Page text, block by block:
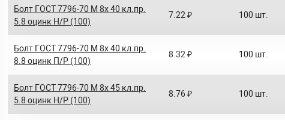
Болт ГОСТ 7796-70 M 8x 40 кл.пр.
5.8 оцинк Н/Р (100)
7.22 ₽ 100 шт.
Болт ГОСТ 7796-70 M 8x 40 кл.пр.
8.8 оцинк П/Р (100)
8.32 ₽ 100 шт.
Болт ГОСТ 7796-70 M 8x 45 кл.пр.
5.8 оцинк Н/Р (100)
8.76 ₽ 100 шт.